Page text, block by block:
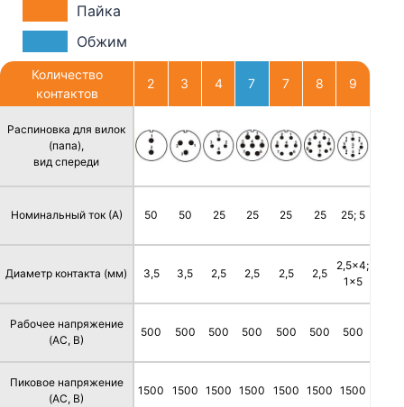
Пайка
Обжим
Количество
контактов
Распиновка для вилок
(папа),
вид спереди
Номинальный ток (А)
Диаметр контакта (мм)
Рабочее напряжение
(AC, В)
Пиковое напряжение
(AC, В)
2
50
3,5
500
1500
3
50
3,5
500
1500
4
25
2,5
500
1500
7
25
2,5
500
1500
7
25
2,5
500
1500
8
25
2,5
500
1500
9
25; 5
2,5x4;
1x5
500
1500